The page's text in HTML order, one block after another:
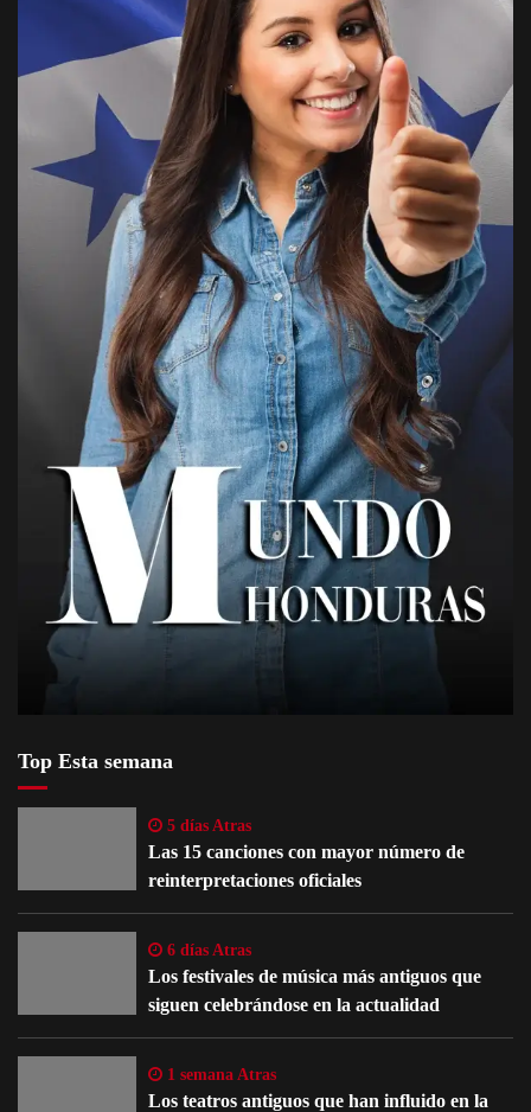
Top Esta semana
5 días Atras
Las 15 canciones con mayor número de
reinterpretaciones oficiales
6 días Atras
Los festivales de música más antiguos que
siguen celebrándose en la actualidad
1 semana Atras
Los teatros antiguos que han influido en la